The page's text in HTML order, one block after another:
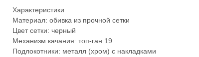
Характеристики
Материал: обивка из прочной сетки
Цвет сетки: черный
Механизм качания: топ-ган 19
Подлокотники: металл (хром) с накладками